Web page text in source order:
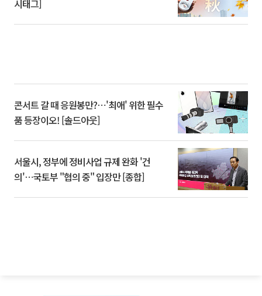
시태그]
콘서트 갈 때 응원봉만?⋯'최애' 위한 필수
품 등장이오! [솔드아웃]
서울시, 정부에 정비사업 규제 완화 '건
의'⋯국토부 "협의 중" 입장만 [종합]